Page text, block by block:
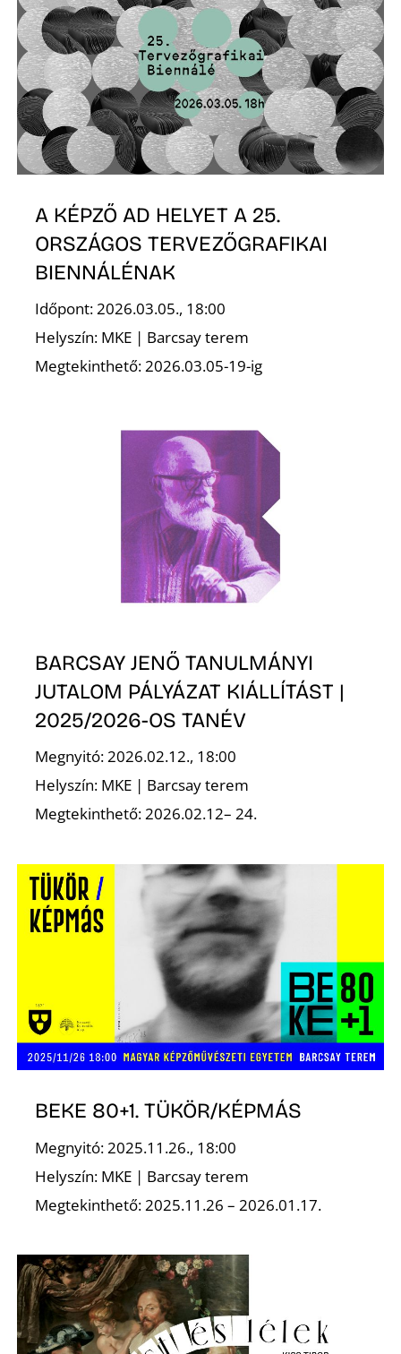
A KÉPZŐ AD HELYET A 25.
ORSZÁGOS TERVEZŐGRAFIKAI
BIENNÁLÉNAK
Időpont: 2026.03.05., 18:00
Helyszín: MKE | Barcsay terem
Megtekinthető: 2026.03.05-19-ig
BARCSAY JENŐ TANULMÁNYI
JUTALOM PÁLYÁZAT KIÁLLÍTÁST |
2025/2026-OS TANÉV
Megnyitó: 2026.02.12., 18:00
Helyszín: MKE | Barcsay terem
Megtekinthető: 2026.02.12– 24.
BEKE 80+1. TÜKÖR/KÉPMÁS
Megnyitó: 2025.11.26., 18:00
Helyszín: MKE | Barcsay terem
Megtekinthető: 2025.11.26 – 2026.01.17.